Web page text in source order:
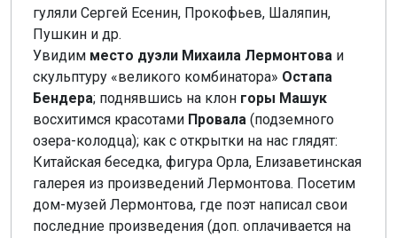
гуляли Сергей Есенин, Прокофьев, Шаляпин,
Пушкин и др.
Увидим место дуэли Михаила Лермонтова и
скульптуру «великого комбинатора» Остапа
Бендера; поднявшись на клон горы Машук
восхитимся красотами Провала (подземного
озера-колодца); как с открытки на нас глядят:
Китайская беседка, фигура Орла, Елизаветинская
галерея из произведений Лермонтова. Посетим
дом-музей Лермонтова, где поэт написал свои
последние произведения (доп. оплачивается на